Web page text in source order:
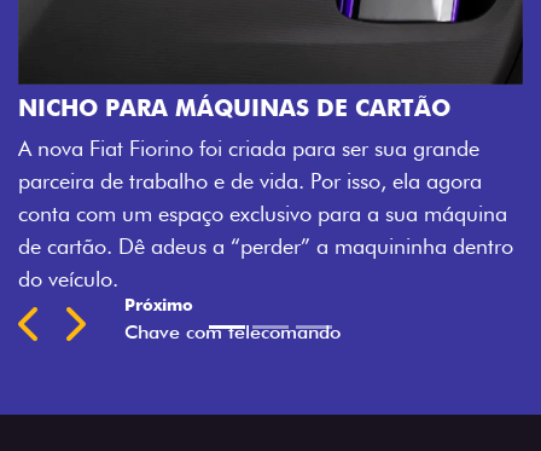
NICHO PARA MÁQUINAS DE CARTÃO
A nova Fiat Fiorino foi criada para ser sua grande
parceira de trabalho e de vida. Por isso, ela agora
conta com um espaço exclusivo para a sua máquina
de cartão. Dê adeus a “perder” a maquininha dentro
do veículo.
Previous
Next
Próximo
Chave com telecomando